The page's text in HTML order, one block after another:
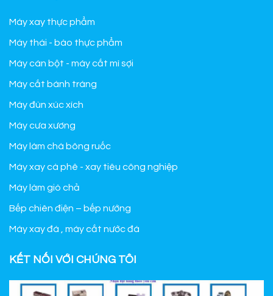
Máy xay thực phẩm
Máy thái - bào thực phẩm
Máy cán bột - máy cắt mì sợi
Máy cắt bánh tráng
Máy đùn xúc xích
Máy cưa xương
Máy làm chà bông ruốc
Máy xay cà phê - xay tiêu công nghiệp
Máy làm giò chả
Bếp chiên điện – bếp nướng
Máy xay đá , máy cắt nước đá
KẾT NỐI VỚI CHÚNG TÔI